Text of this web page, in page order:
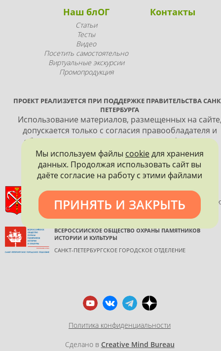
Наш блОГ
Статьи
Тесты
Видео
Посетить самостоятельно
Виртуальные экскурсии
Промопродукция
Контакты
ПРОЕКТ РЕАЛИЗУЕТСЯ ПРИ ПОДДЕРЖКЕ ПРАВИТЕЛЬСТВА
ПЕТЕРБУРГА
Использование материалов, размещенных на
допускается только с согласия правообладателя и
обязательной ссылкой на источник информации.
ПРАВИТЕЛЬСТВО САНКТ-ПЕТЕРБУРГА
КОМИТЕТ ПО ГОСУДАРСТВЕННОМУ КОНТРОЛЮ,
И ОХРАНЕ ПАМЯТНИКОВ ИСТОРИИ И КУЛЬТУРЫ
ВСЕРОССИЙСКОЕ ОБЩЕСТВО ОХРАНЫ ПАМЯТНИКОВ
ИСТОРИИ И КУЛЬТУРЫ
САНКТ-ПЕТЕРБУРГСКОЕ ГОРОДСКОЕ ОТДЕЛЕНИЕ
Политика конфиденциальности
Сделано в Creative Mind Bureau
Мы используем файлы cookieдля хранения
данных. Продолжая использовать сайт вы
даёте согласие на работу с этими файлами
ПРИНЯТЬ И ЗАКРЫТЬ